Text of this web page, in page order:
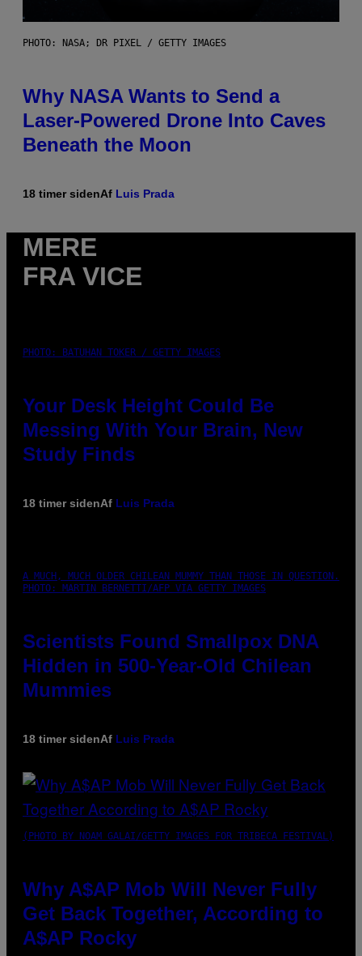
PHOTO: NASA; DR PIXEL / GETTY IMAGES
Why NASA Wants to Send a
Laser-Powered Drone Into Caves
Beneath the Moon
18 timer sidenAf Luis Prada
MERE
FRA VICE
PHOTO: BATUHAN TOKER / GETTY IMAGES
Your Desk Height Could Be
Messing With Your Brain, New
Study Finds
18 timer sidenAf Luis Prada
A MUCH, MUCH OLDER CHILEAN MUMMY THAN THOSE IN QUESTION.
PHOTO: MARTIN BERNETTI/AFP VIA GETTY IMAGES
Scientists Found Smallpox DNA
Hidden in 500-Year-Old Chilean
Mummies
18 timer sidenAf Luis Prada
(PHOTO BY NOAM GALAI/GETTY IMAGES FOR TRIBECA FESTIVAL)
Why A$AP Mob Will Never Fully
Get Back Together, According to
A$AP Rocky